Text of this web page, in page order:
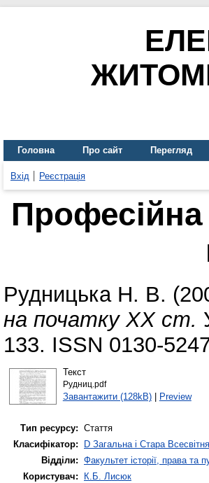
Головна Про сайт Перегляд
Вхід Реєстрація
Професійна
Рудницька Н. В.
на початку XX ст.
133. ISSN 0130-
Текст
Рудниц.pdf
Завантажити (128kB)| Preview
Тип ресурсу: Стаття
Класифікатор:
D Загальна і Стара Всесвітня
Відділи: Факультет історії, права та
Користувач:
К.Б. Лисюк